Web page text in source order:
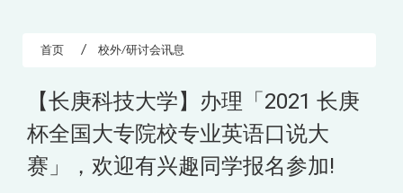
首页 校外/研讨会讯息
【长庚科技大学】办理「2021 长庚
杯全国大专院校专业英语口说大
赛」，欢迎有兴趣同学报名参加!